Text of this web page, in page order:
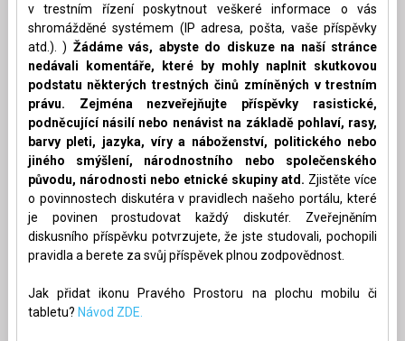
v trestním řízení poskytnout veškeré informace o vás
shromážděné systémem (IP adresa, pošta, vaše příspěvky
atd.). ) Žádáme vás, abyste do diskuze na naší stránce
nedávali komentáře, které by mohly naplnit skutkovou
podstatu některých trestných činů zmíněných v trestním
právu. Zejména nezveřejňujte příspěvky rasistické,
podněcující násilí nebo nenávist na základě pohlaví, rasy,
barvy pleti, jazyka, víry a náboženství, politického nebo
jiného smýšlení, národnostního nebo společenského
původu, národnosti nebo etnické skupiny atd. Zjistěte více
o povinnostech diskutéra v pravidlech našeho portálu, které
je povinen prostudovat každý diskutér. Zveřejněním
diskusního příspěvku potvrzujete, že jste studovali, pochopili
pravidla a berete za svůj příspěvek plnou zodpovědnost.
Jak přidat ikonu Pravého Prostoru na plochu mobilu či
tabletu? Návod ZDE.